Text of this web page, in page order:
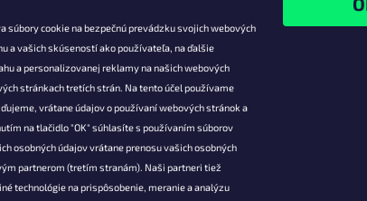
súbory cookie na bezpečnú prevádzku svojich webových
a vašich skúseností ako používateľa, na ďalšie
a personalizovanej reklamy na našich webových
stránkach tretích strán. Na tento účel používame
vrátane údajov o používaní webových stránok a
na tlačidlo "OK" súhlasíte s používaním súborov
osobných údajov vrátane prenosu vašich osobných
partnerom (tretím stranám). Naši partneri tiež
technológie na prispôsobenie, meranie a analýzu
vás Facebook